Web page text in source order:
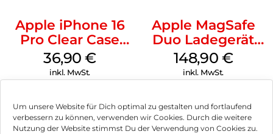
Um unsere Website für Dich optimal zu gestalten und fortlaufend
verbessern zu können, verwenden wir Cookies. Durch die weitere
Nutzung der Website stimmst Du der Verwendung von Cookies zu.
Apple iPhone 16
Pro Clear Case
MagSafe
Transparent
36,90€
inkl. MwSt.
Apple MagSafe
Duo Ladegerät
Weiß
148,90 €
inkl. MwSt.